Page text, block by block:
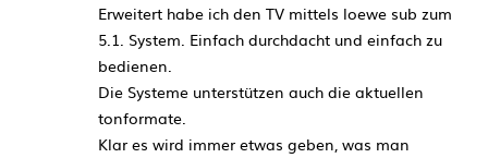
Erweitert habe ich den TV mittels loewe sub zum
5.1. System. Einfach durchdacht und einfach zu
bedienen.
Die Systeme unterstützen auch die aktuellen
tonformate.
Klar es wird immer etwas geben, was man